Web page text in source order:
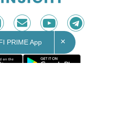
PRIME App ×